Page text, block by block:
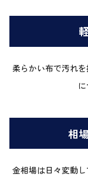
柔らかい布で汚れ
相
金相場は日々変動